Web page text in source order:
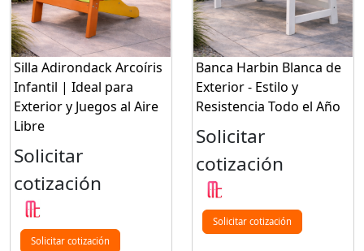
Silla Adirondack Arcoíris
Infantil | Ideal para
Exterior y Juegos al Aire
Libre
Solicitar
cotización
Solicitar cotización
Banca Harbin Blanca de
Exterior - Estilo y
Resistencia Todo el Año
Solicitar
cotización
Solicitar cotización